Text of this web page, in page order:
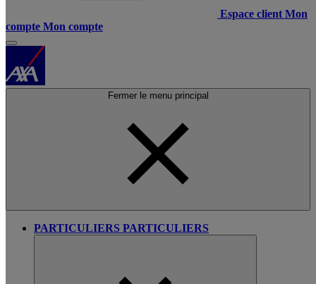
Espace client Mon
compte Mon compte
Fermer le menu principal
PARTICULIERS PARTICULIERS